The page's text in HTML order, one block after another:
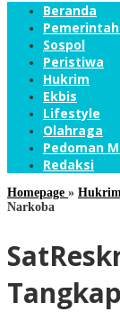
Beranda
Sospol
Peristiwa
Hukrim
Ekbis
Lifestyle
Olahraga
Pedoman
Redaksi
Homepage » Hukrim
Narkoba